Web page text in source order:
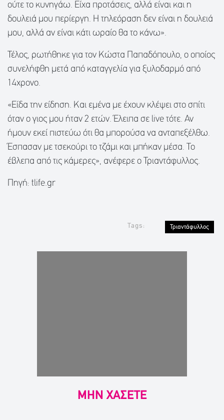
ούτε το κυνηγάω. Είχα προτάσεις, αλλά είναι και η
δουλειά μου περίεργη. Η τηλεόραση δεν είναι η δουλειά
μου, αλλά αν είναι κάτι ωραίο θα το κάνω».
Τέλος, ρωτήθηκε για τον Κώστα Παπαδόπουλο, ο οποίος
συνελήφθη μετά από καταγγελία για ξυλοδαρμό από
14χρονο.
«Είδα την είδηση. Και εμένα με έχουν κλέψει στο σπίτι
όταν ο γιος μου ήταν 2 ετών. Έλειπα σε live τότε. Αν
ήμουν εκεί πιστεύω ότι θα μπορούσα να ανταπεξέλθω.
Έσπασαν με τσεκούρι το τζάμι και μπήκαν μέσα. Το
έβλεπα από τις κάμερες», ανέφερε ο Τριαντάφυλλος.
Πηγή: tlife.gr
Tags: Τριαντάφυλλος
ΜΗΝ ΧΑΣΕΤΕ